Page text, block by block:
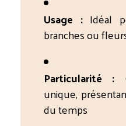
Usage :Idéal
branches ou
Particularité :
unique,
du temps